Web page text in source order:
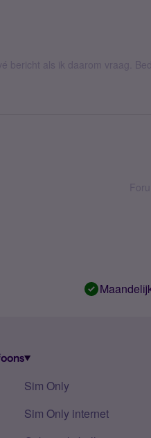
bericht als ik daarom vraag.
Sim Only
Sim Only internet